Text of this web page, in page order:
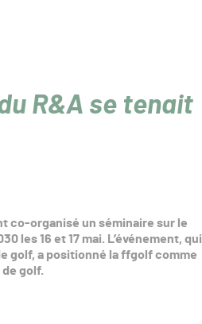
R&A se tenait
co-organisé un séminaire sur le
les 16 et 17 mai. L’événement, qui
golf, a positionné la ffgolf comme
golf.